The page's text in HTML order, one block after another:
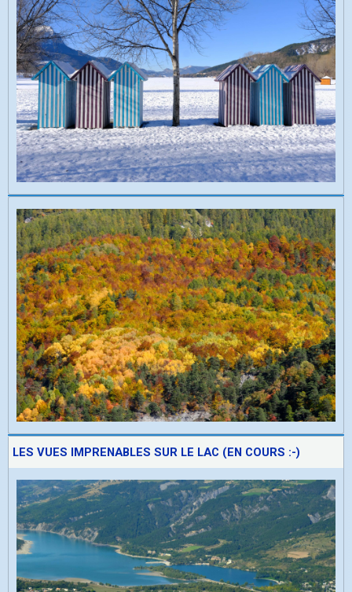
LES VUES IMPRENABLES SUR LE LAC (EN COURS :-)